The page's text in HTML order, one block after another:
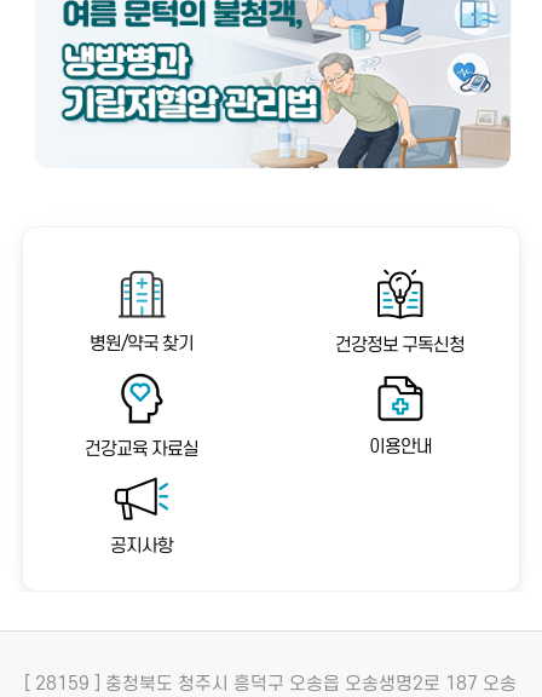
병원/약국 찾기 건강정보 구독신청
건강교육 자료실 이용안내
공지사항
[ 28159 ] 충청북도 청주시 흥덕구 오송읍 오송생명2로 187 오송